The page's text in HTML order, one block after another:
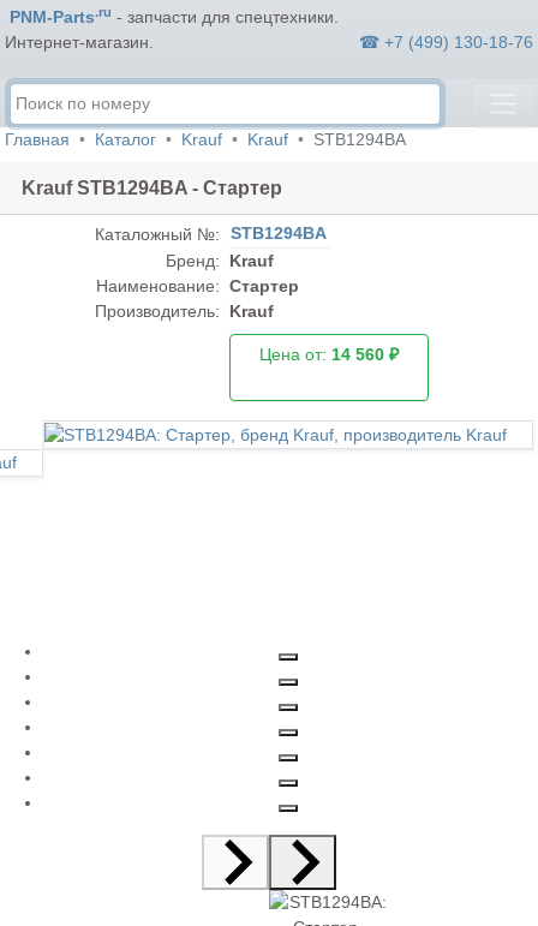
PNM-Parts.ru - запчасти для спецтехники.
Интернет-магазин.
☎ +7 (499) 130-18-76
Главная Каталог Krauf Krauf STB1294BA
Krauf STB1294BA - Стартер
Каталожный №:
STB1294BA
Бренд:
Krauf
Наименование: Стартер
Производитель:
Krauf
Цена от: 14 560 ₽